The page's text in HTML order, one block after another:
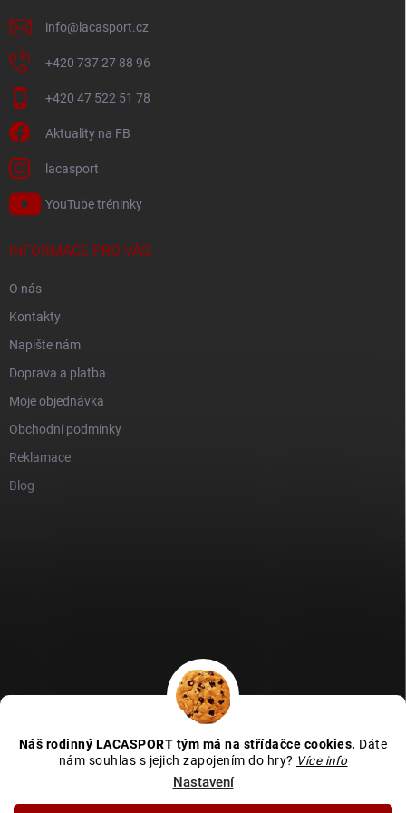
Náš rodinný LACASPORT tým má na střídačce cookies. Dáte
nám souhlas s jejich zapojením do hry? Více info
Nastavení
info@ lacasport.cz
+420 737 27 88 96
+420 47 522 51 78
Aktuality na FB
lacasport
YouTube tréninky
INFORMACE PRO VÁS
O nás
Kontakty
Napište nám
Doprava a platba
Moje objednávka
Obchodní podmínky
Reklamace
Blog
Zboží recenze
Kamenná prodejna - MAPA